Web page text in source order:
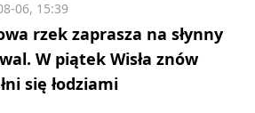
rzek zaprasza na słynny
W piątek Wisła znów
się łodziami
06, 15:39